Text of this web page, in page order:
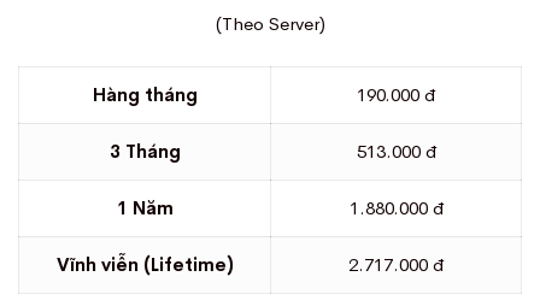
(Theo Server)
Hàng tháng 190.000 đ
3 Tháng 513.000 đ
1 Năm 1.880.000 đ
Vĩnh viễn (Lifetime) 2.717.000 đ